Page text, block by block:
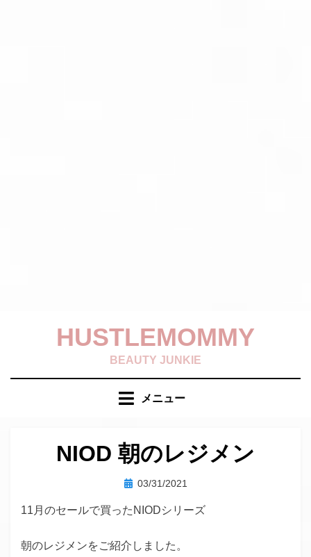
HUSTLEMOMMY
BEAUTY JUNKIE
メニュー
NIOD 朝のレジメン
投稿者hustlemommy
投
日:
03/31/2021
11月のセールで買ったNIODシリーズ
朝のレジメンをご紹介しました。